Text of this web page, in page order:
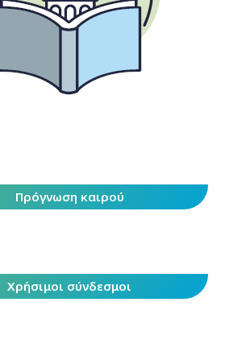
Πρόγνωση καιρού
Χρήσιμοι σύνδεσμοι